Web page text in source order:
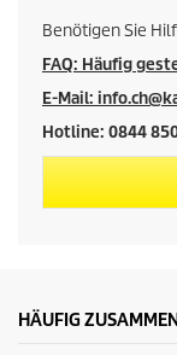
Benötigen Sie
FAQ: Häufig
E-Mail:
Hotline: 0844
HÄUFIG